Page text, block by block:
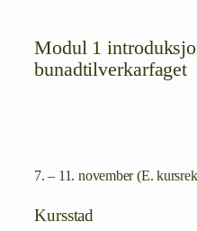
Modul 1
bunadtilverkarfaget
7. – 11. november (E.
Kursstad